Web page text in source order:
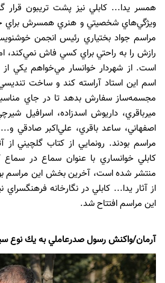
همسر يدا... كابلي نيز پشت تريبون
ويژگي‌هاي شخصيتي و هنري همسرش براي
مراسم جواد بختياري رئيس انجمن
رازش را به راحتي براي كسي فاش نمي‌كند،
است. از شهردار خوانسار مي‌خواهم يكي
اسم اين استاد آراسته كند و ساخت تنديسي
مجسمه‌ساز سفارش بدهد تا در جاي
ميرباقري، داريوش اسدزاده، اسرافيل
اصفهاني، ساعد باقري، علي‌اكبر صادقي
مراسم بودند. رونمايي از كتاب گلچيني
كابلي خوانساري با عنوان سماع در
منتشر شده است، آخرين بخش اين مراسم
از آثار يدا... كابلي در نگارخانه
اين مراسم افتتاح شد.
آرمان/واكنش رسول صدرعاملي به يك‌ نوع